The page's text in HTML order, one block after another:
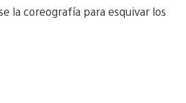
la coreografía para esquivar los